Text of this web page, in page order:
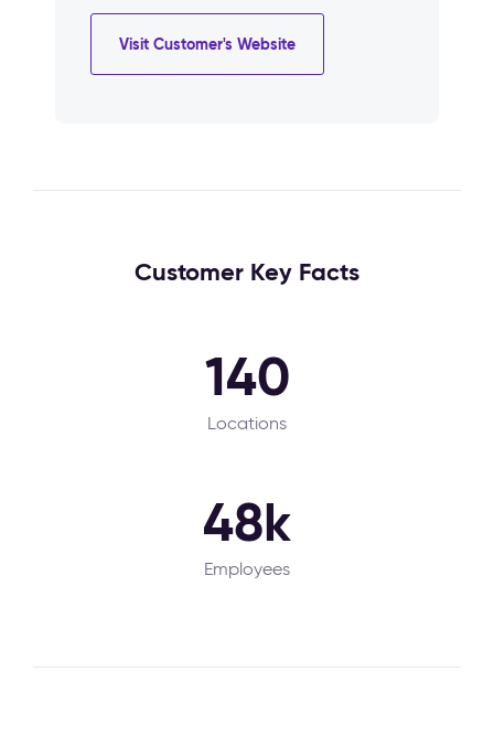
Visit Customer's Website
Customer Key Facts
140
Locations
48k
Employees